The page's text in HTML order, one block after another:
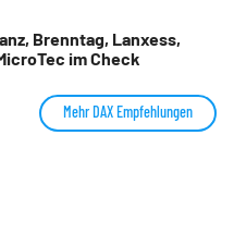
Brenntag, Lanxess,
im Check
Mehr DAX Empfehlungen